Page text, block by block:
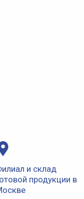
и склад
продукции в